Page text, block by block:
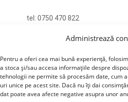
Administrează
Pentru a oferi cea mai bună experiență,
a stoca și/sau accesa informațiile despre
tehnologii ne permite să procesăm date, cum
uri unice pe acest site. Dacă nu îți dai
dat poate avea afecte negative asupra unor
tel: 0750 470 822
Nu detinem magazin de
livreaza exclusiv prin curierat.